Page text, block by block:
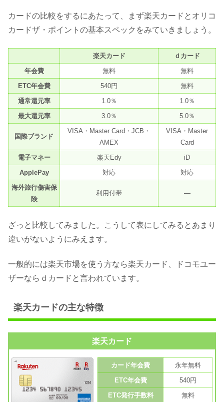
カードの比較をするにあたって、まず楽天カードとオリコ
カードザ・ポイントの基本スペックをみていきましょう。
楽天カード
ｄカード
年会費
無料
無料
ETC年会費
540円
無料
通常還元率
1.0％
1.0％
最大還元率
3.0％ 5.0％
国際ブランド
VISA・Master Card・JCB・
AMEX
VISA・Master
Card
電子マネー
楽天Edy
iD
ApplePay
対応
対応
海外旅行傷害保
険
利用付帯 —
ざっと比較してみました。こうして表にしてみるとあまり
違いがないようにみえます。
一般的には楽天市場を使う方なら楽天カード、ドコモユー
ザーならｄカードと言われています。
楽天カードの主な特徴
楽天カード
カード年会費
永年無料
ETC年会費
540円
ETC発行手数料
無料